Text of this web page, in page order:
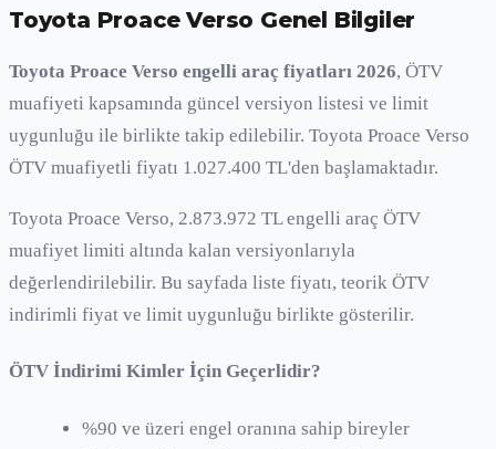
Toyota Proace Verso Genel Bilgiler
Toyota Proace Verso engelli araç fiyatları 2026, ÖTV
muafiyeti kapsamında güncel versiyon listesi ve limit
uygunluğu ile birlikte takip edilebilir. Toyota Proace Verso
ÖTV muafiyetli fiyatı 1.027.400 TL'den başlamaktadır.
Toyota Proace Verso, 2.873.972 TL engelli araç ÖTV
muafiyet limiti altında kalan versiyonlarıyla
değerlendirilebilir. Bu sayfada liste fiyatı, teorik ÖTV
indirimli fiyat ve limit uygunluğu birlikte gösterilir.
ÖTV İndirimi Kimler İçin Geçerlidir?
%90 ve üzeri engel oranına sahip bireyler